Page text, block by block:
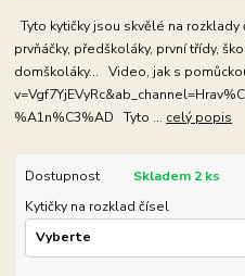
Tyto kytičky jsou skvělé na
prvňáčky, předškoláky, první třídy,
domškoláky... Video, jak s
%A1n%C3%AD Tyto ... celý popis
Dostupnost
Skladem 2 ks
Kytičky na rozklad čísel